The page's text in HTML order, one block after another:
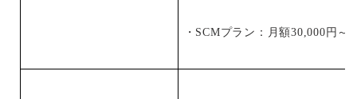
・SCMプラン：月額30,000円～